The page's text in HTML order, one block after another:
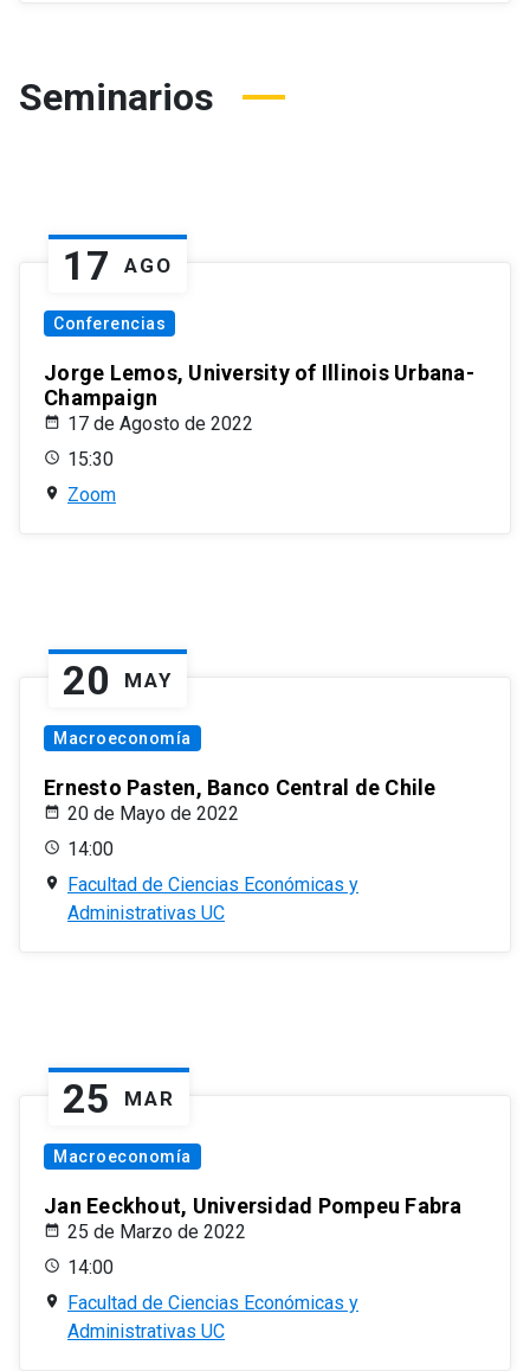
Seminarios
17 AGO
Conferencias
Jorge Lemos, University of Illinois Urbana-
Champaign
17 de Agosto de 2022
15:30
Zoom
20 MAY
Macroeconomía
Ernesto Pasten, Banco Central de Chile
20 de Mayo de 2022
14:00
Facultad de Ciencias Económicas y
Administrativas UC
25 MAR
Macroeconomía
Jan Eeckhout, Universidad Pompeu Fabra
25 de Marzo de 2022
14:00
Facultad de Ciencias Económicas y
Administrativas UC